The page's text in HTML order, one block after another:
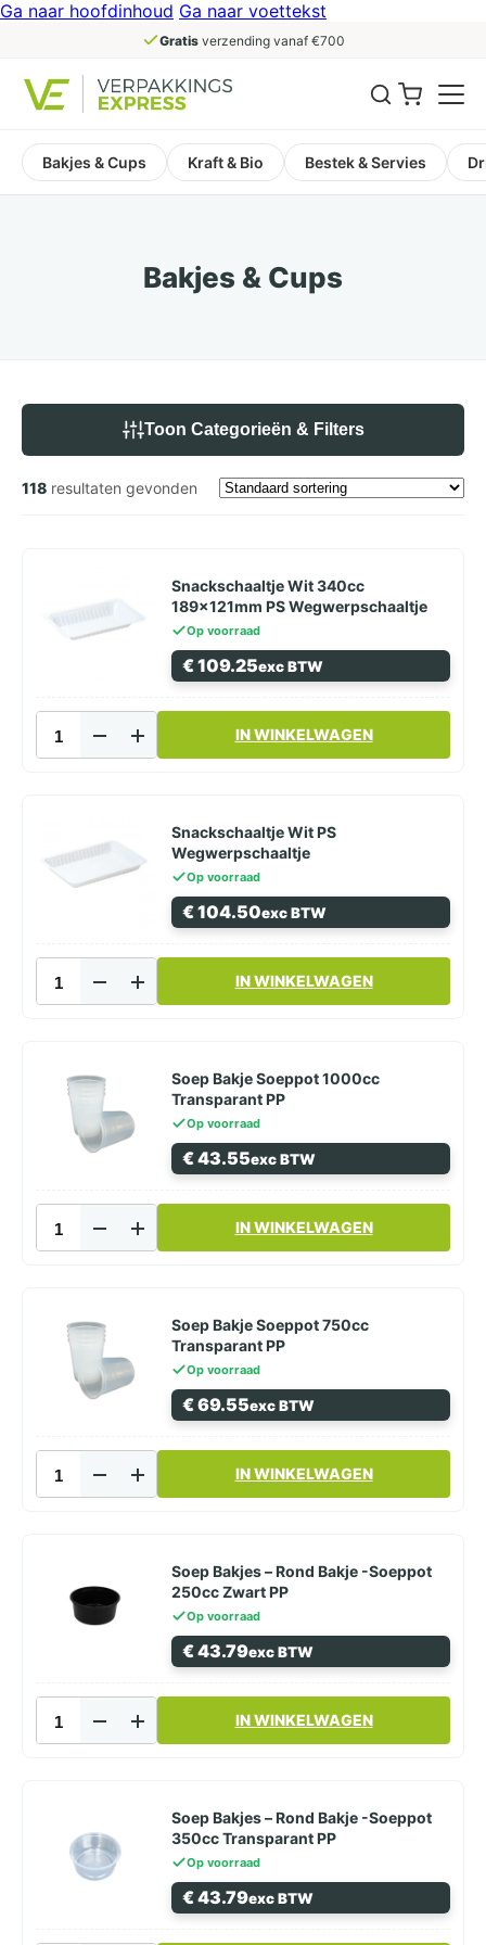
Ga naar hoofdinhoud Ga naar voettekst
Gratisverzending vanaf €700
Bakjes & Cups Kraft & Bio Bestek & Servies
Bakjes & Cups
Toon Categorieën & Filters
118 resultaten gevonden
Snackschaaltje Wit 340cc
189x121mm PS Wegwerpschaaltje
Op voorraad
€109.25exc BTW
Wit
340cc
Wegwerpschaaltje
aantal
IN WINKELWAGEN
Snackschaaltje Wit PS
Wegwerpschaaltje
Op voorraad
€104.50exc BTW
Wit
PS
IN WINKELWAGEN
Soep Bakje Soeppot 1000cc
Transparant PP
Op voorraad
€43.55exc BTW
Bakje
Soeppot
aantal
IN WINKELWAGEN
Soep Bakje Soeppot 750cc
Transparant PP
Op voorraad
€69.55exc BTW
Bakje
Soeppot
aantal
IN WINKELWAGEN
Soep Bakjes – Rond Bakje -Soeppot
250cc Zwart PP
Op voorraad
€43.79exc BTW
Bakjes
-
Soeppot
250cc
Zwart
IN WINKELWAGEN
Soep Bakjes – Rond Bakje -Soeppot
350cc Transparant PP
Op voorraad
€43.79exc BTW